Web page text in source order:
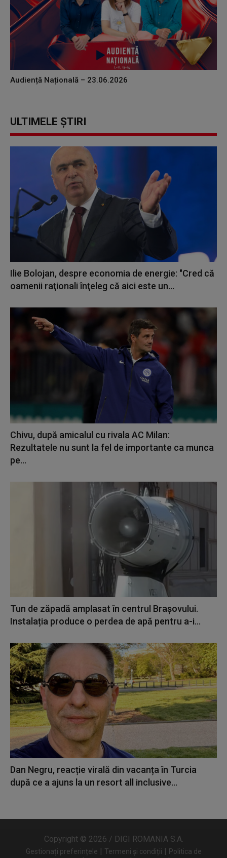
Audiență Națională – 23.06.2026
ULTIMELE ȘTIRI
Ilie Bolojan, despre economia de energie: "Cred că
oamenii raţionali înţeleg că aici este un...
Chivu, după amicalul cu rivala AC Milan:
Rezultatele nu sunt la fel de importante ca munca
pe...
Tun de zăpadă amplasat în centrul Brașovului.
Instalația produce o perdea de apă pentru a-i...
Dan Negru, reacție virală din vacanța în Turcia
după ce a ajuns la un resort all inclusive...
Copyright © 2026 / DIGI ROMANIA S.A.
Gestionați preferințele Termeni și condiții
Politica de